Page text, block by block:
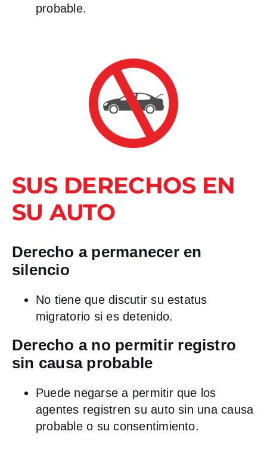
probable.
SUS DERECHOS EN
SU AUTO
Derecho a permanecer en
silencio
No tiene que discutir su estatus
migratorio si es detenido.
Derecho a no permitir registro
sin causa probable
Puede negarse a permitir que los
agentes registren su auto sin una causa
probable o su consentimiento.